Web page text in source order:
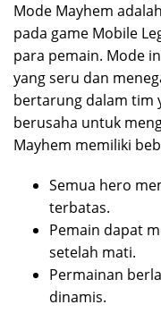
Mode Mayhem
pada game Mobile
para pemain. Mode
yang seru dan
bertarung dalam tim
berusaha untuk
Mayhem memiliki
Semua hero
terbatas.
Pemain dapat
setelah mati.
Permainan
dinamis.